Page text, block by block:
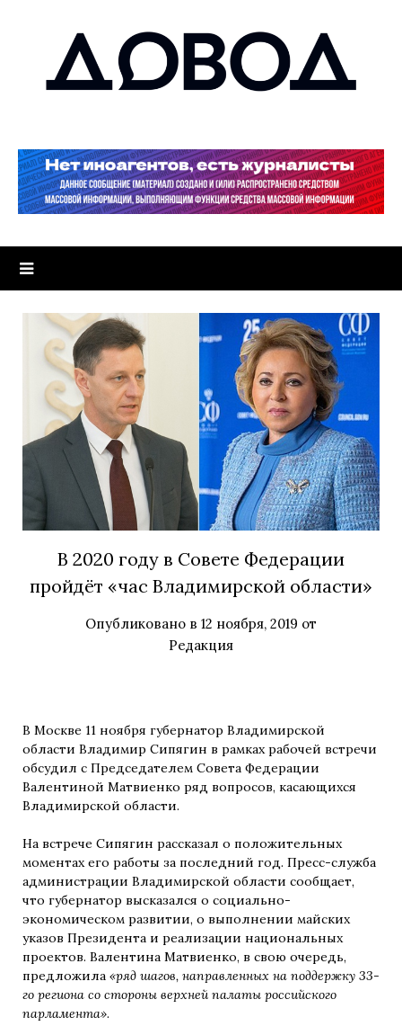
В 2020 году в Совете Федерации
пройдёт «час Владимирской области»
Опубликовано в 12 ноября, 2019 от
Редакция
В Москве 11 ноября губернатор Владимирской
области Владимир Сипягин в рамках рабочей встречи
обсудил с Председателем Совета Федерации
Валентиной Матвиенко ряд вопросов, касающихся
Владимирской области.
На встрече Сипягин рассказал о положительных
моментах его работы за последний год. Пресс-служба
администрации Владимирской области сообщает,
что губернатор высказался о социально-
экономическом развитии, о выполнении майских
указов Президента и реализации национальных
проектов. Валентина Матвиенко, в свою очередь,
предложила «ряд шагов, направленных на поддержку 33-
го региона со стороны верхней палаты российского
парламента».